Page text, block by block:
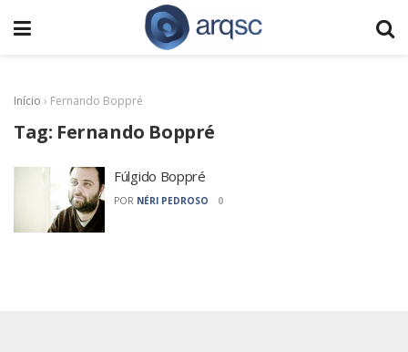
Início › Fernando Boppré
Tag: Fernando Boppré
Fúlgido Boppré
POR NÉRI PEDROSO 0